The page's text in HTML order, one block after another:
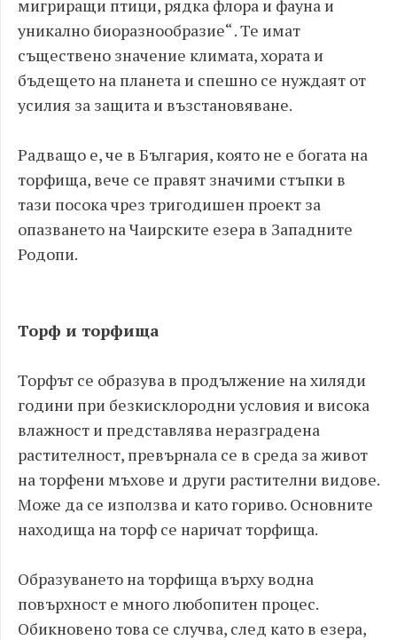
мигриращи птици, рядка флора и фауна и
уникално биоразнообразие“ . Те имат
съществено значение климата, хората и
бъдещето на планета и спешно се нуждаят от
усилия за защита и възстановяване.
Радващо е, че в България, която не е богата на
торфища, вече се правят значими стъпки в
тази посока чрез тригодишен проект за
опазването на Чаирските езера в Западните
Родопи.
Торф и торфища
Торфът се образува в продължение на хиляди
години при безкисклородни условия и висока
влажност и представлява неразградена
растителност, превърнала се в среда за живот
на торфени мъхове и други растителни видове.
Може да се използва и като гориво. Основните
находища на торф се наричат торфища.
Образуването на торфища върху водна
повърхност е много любопитен процес.
Обикновено това се случва, след като в езера,